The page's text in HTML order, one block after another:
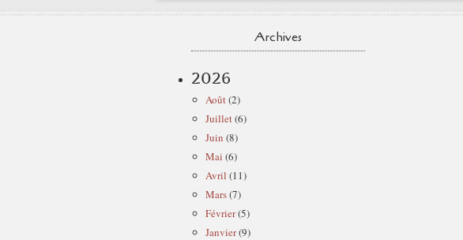
Archives
2026
Août(2)
Juillet(6)
Juin (8)
Mai (6)
Avril (11)
Mars(7)
Février(5)
Janvier(9)